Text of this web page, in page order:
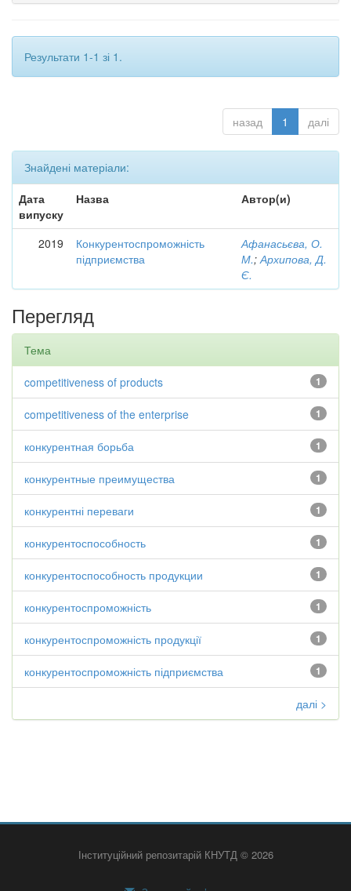
Результати 1-1 зі 1.
назад 1 далі
Знайдені матеріали:
Дата
випуску
Назва Автор(и)
2019
Конкурентоспроможність
підприємства
Афанасьєва, О.
М.;Архипова, Д.
Є.
Перегляд
Тема
1
competitiveness of products
1
competitiveness of the enterprise
1
конкурентная борьба
1
конкурентные преимущества
1
конкурентні переваги
1
конкурентоспособность
1
конкурентоспособность продукции
1
конкурентоспроможність
1
конкурентоспроможність продукції
1
конкурентоспроможність підприємства
далі >
Інституційний репозитарій КНУТД © 2026